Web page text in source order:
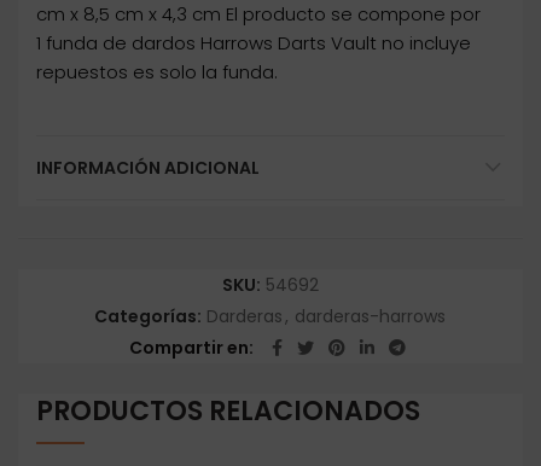
cm x 8,5 cm x 4,3 cm El producto se compone por
1 funda de dardos Harrows Darts Vault no incluye
repuestos es solo la funda.
INFORMACIÓN ADICIONAL
SKU: 54692
Categorías: Darderas, darderas-harrows
Compartir en
PRODUCTOS RELACIONADOS